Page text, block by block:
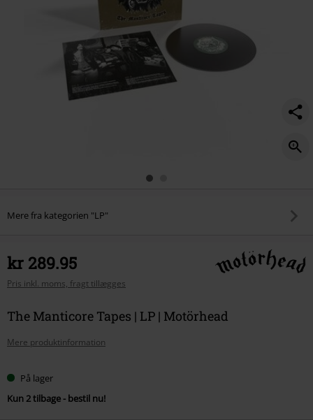
Mere fra kategorien "LP"
kr 289.95
Pris inkl. moms, fragt tillægges
The Manticore Tapes | LP | Motörhead
Mere produktinformation
På lager
Kun 2 tilbage - bestil nu!